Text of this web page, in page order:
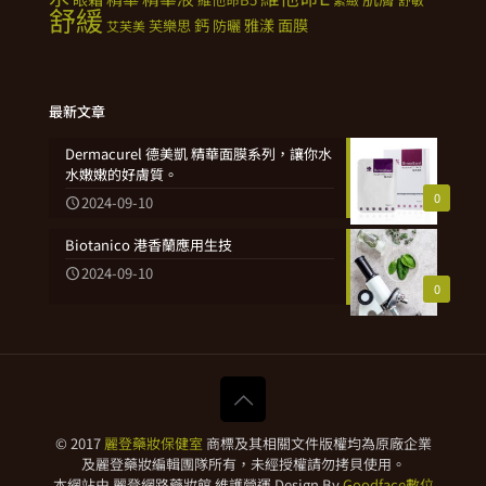
舒緩 艾芙美芙樂思 鈣 防曬雅漾面膜
最新文章
0
Dermacurel 德美凱 精華面膜系列，讓你水
水嫩嫩的好膚質。
2024-09-10
0
Biotanico 港香蘭應用生技
2024-09-10
© 2017 麗登藥妝保健室 商標及其相關文件版權均為原廠企業
及麗登藥妝編輯團隊所有，未經授權請勿拷貝使用。